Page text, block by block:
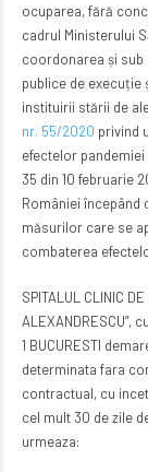
ocuparea, fără
cadrul Ministerului
coordonarea și
publice de execuție
instituirii stării de
nr. 55/2020 privind
efectelor pandemiei
35 din 10 februarie
României începând
măsurilor care se
combaterea
SPITALUL CLINIC DE
1 BUCURESTI
determinata fara
contractual, cu
cel mult 30 de zile
urmeaza: